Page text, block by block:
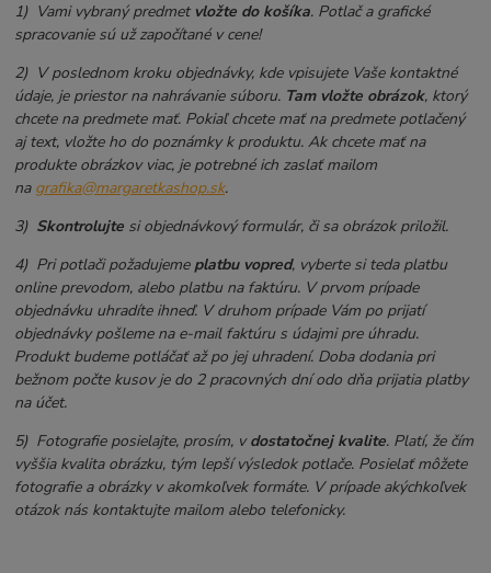
1) Vami vybraný predmet vložte do košíka. Potlač a grafické
spracovanie sú už započítané v cene!
2) V poslednom kroku objednávky, kde vpisujete Vaše kontaktné
údaje, je priestor na nahrávanie súboru. Tam vložte obrázok, ktorý
chcete na predmete mať. Pokiaľ chcete mať na predmete potlačený
aj text, vložte ho do poznámky k produktu. Ak chcete mať na
produkte obrázkov viac, je potrebné ich zaslať mailom
na grafika@margaretkashop.sk.
3) Skontrolujte si objednávkový formulár, či sa obrázok priložil.
4) Pri potlači požadujeme platbu vopred, vyberte si teda platbu
online prevodom, alebo platbu na faktúru. V prvom prípade
objednávku uhradíte ihneď. V druhom prípade Vám po prijatí
objednávky pošleme na e-mail faktúru s údajmi pre úhradu.
Produkt budeme potláčať až po jej uhradení. Doba dodania pri
bežnom počte kusov je do 2 pracovných dní odo dňa prijatia platby
na účet.
5) Fotografie posielajte, prosím, vdostatočnej kvalite. Platí, že čím
vyššia kvalita obrázku, tým lepší výsledok potlače. Posielať môžete
fotografie a obrázky v akomkoľvek formáte. V prípade akýchkoľvek
otázok nás kontaktujte mailom alebo telefonicky.